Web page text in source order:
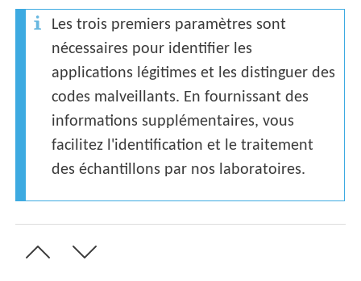
Les trois premiers paramètres sont
nécessaires pour identifier les
applications légitimes et les distinguer des
codes malveillants. En fournissant des
informations supplémentaires, vous
facilitez l'identification et le traitement
des échantillons par nos laboratoires.